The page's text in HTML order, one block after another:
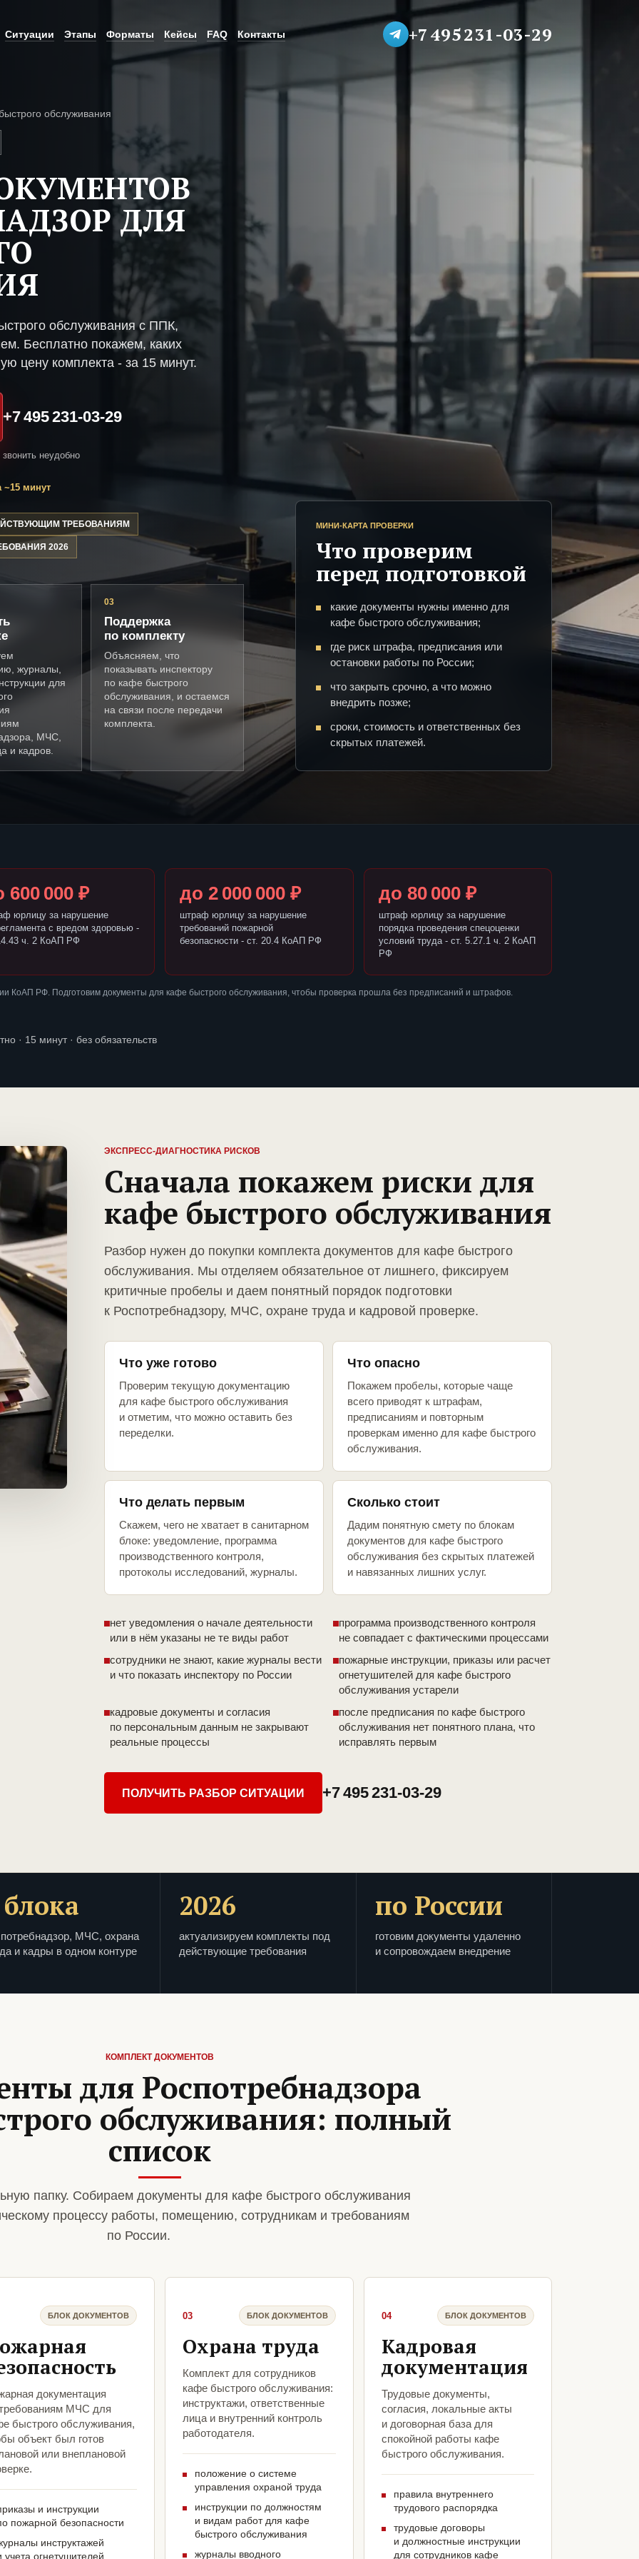
Ситуации Этапы Форматы Кейсы FAQ Контакты +7 495 231-03-29
обслуживания
ДЛЯ
обслуживания с ППК,
Бесплатно покажем, каких
цену комплекта - за 15 минут.
+7 495 231-03-29
неудобно
~15 минут
ТРЕБОВАНИЯМ
2026
журналы,
для
МЧС,
и кадров.
03
Поддержка
по комплекту
Объясняем, что
показывать инспектору
по кафе быстрого
обслуживания, и остаемся
на связи после передачи
комплекта.
МИНИ-КАРТА ПРОВЕРКИ
Что проверим
перед подготовкой
какие документы нужны именно для
кафе быстрого обслуживания;
где риск штрафа, предписания или
остановки работы по России;
что закрыть срочно, а что можно
внедрить позже;
сроки, стоимость и ответственных без
скрытых платежей.
600 000 ₽
юрлицу за нарушение
с вредом здоровью -
ч. 2 КоАП РФ
до 2 000 000 ₽
штраф юрлицу за нарушение
требований пожарной
безопасности - ст. 20.4 КоАП РФ
до 80 000 ₽
штраф юрлицу за нарушение
порядка проведения спецоценки
условий труда - ст. 5.27.1 ч. 2 КоАП
РФ
КоАП РФ. Подготовим документы для кафе быстрого обслуживания, чтобы проверка прошла без предписаний и штрафов.
· 15 минут · без обязательств
ЭКСПРЕСС-ДИАГНОСТИКА РИСКОВ
Сначала покажем риски для
кафе быстрого обслуживания
Разбор нужен до покупки комплекта документов для кафе быстрого
обслуживания. Мы отделяем обязательное от лишнего, фиксируем
критичные пробелы и даем понятный порядок подготовки
к Роспотребнадзору, МЧС, охране труда и кадровой проверке.
Что уже готово
Проверим текущую документацию
для кафе быстрого обслуживания
и отметим, что можно оставить без
переделки.
Что опасно
Покажем пробелы, которые чаще
всего приводят к штрафам,
предписаниям и повторным
проверкам именно для кафе быстрого
обслуживания.
Что делать первым
Скажем, чего не хватает в санитарном
блоке: уведомление, программа
производственного контроля,
протоколы исследований, журналы.
Сколько стоит
Дадим понятную смету по блокам
документов для кафе быстрого
обслуживания без скрытых платежей
и навязанных лишних услуг.
нет уведомления о начале деятельности
или в нём указаны не те виды работ
программа производственного контроля
не совпадает с фактическими процессами
сотрудники не знают, какие журналы вести
и что показать инспектору по России
пожарные инструкции, приказы или расчет
огнетушителей для кафе быстрого
обслуживания устарели
кадровые документы и согласия
по персональным данным не закрывают
реальные процессы
после предписания по кафе быстрого
обслуживания нет понятного плана, что
исправлять первым
ПОЛУЧИТЬ РАЗБОР СИТУАЦИИ +7 495 231-03-29
МЧС, охрана
и кадры в одном контуре
2026
актуализируем комплекты под
действующие требования
по России
готовим документы удаленно
и сопровождаем внедрение
КОМПЛЕКТ ДОКУМЕНТОВ
для Роспотребнадзора
обслуживания: полный
список
папку. Собираем документы для кафе быстрого обслуживания
процессу работы, помещению, сотрудникам и требованиям
по России.
БЛОК ДОКУМЕНТОВ
документация
МЧС для
быстрого обслуживания,
объект был готов
или внеплановой
и инструкции
пожарной безопасности
инструктажей
учета огнетушителей
03 БЛОК ДОКУМЕНТОВ
Охрана труда
Комплект для сотрудников
кафе быстрого обслуживания:
инструктажи, ответственные
лица и внутренний контроль
работодателя.
положение о системе
управления охраной труда
инструкции по должностям
и видам работ для кафе
быстрого обслуживания
журналы вводного
04 БЛОК ДОКУМЕНТОВ
Кадровая
документация
Трудовые документы,
согласия, локальные акты
и договорная база для
спокойной работы кафе
быстрого обслуживания.
правила внутреннего
трудового распорядка
трудовые договоры
и должностные инструкции
для сотрудников кафе